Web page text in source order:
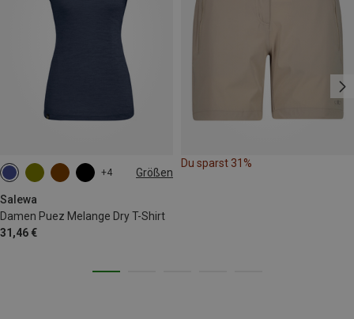
+4 Größen
Salewa
Damen Puez Melange Dry T-Shirt
31,46 €
M L XL XXL
Du sparst 31%